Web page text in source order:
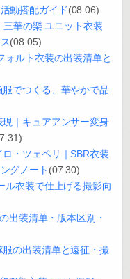
動搭配ガイド(08.06)
華の樂 ユニット衣装
(08.05)
ォルト衣装の出装清单と
でつくる、華やかで品
｜キュアアンサー変身
・ツェペリ｜SBR衣装
グノート (07.30)
ル衣装で仕上げる撮影向
出装清单・版本区别・
の出装清单と遠征・撮